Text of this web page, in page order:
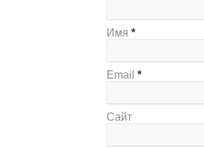
Имя *
Email *
Сайт